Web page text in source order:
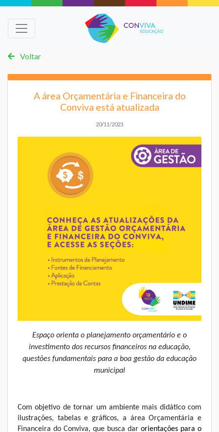
Voltar
A área Orçamentária e Financeira do
Conviva está atualizada
20/11/2023
Espaço orienta o planejamento orçamentário e o
investimento dos recursos financeiros na educação,
questões fundamentais para a boa gestão da educação
municipal
Com objetivo de tornar um ambiente mais didático com
ilustrações, tabelas e gráficos, a área Orçamentária e
Financeira do Conviva, que busca dar orientações para o